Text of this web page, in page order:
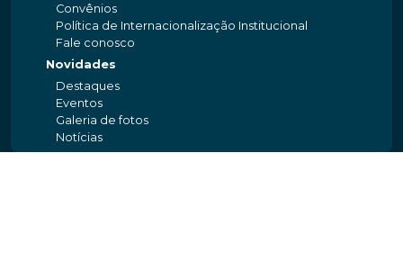
Convênios
Política de Internacionalização Institucional
Fale conosco
Novidades
Destaques
Eventos
Galeria de fotos
Notícias